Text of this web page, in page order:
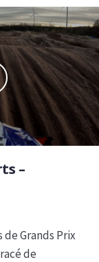
–
Grands Prix
de